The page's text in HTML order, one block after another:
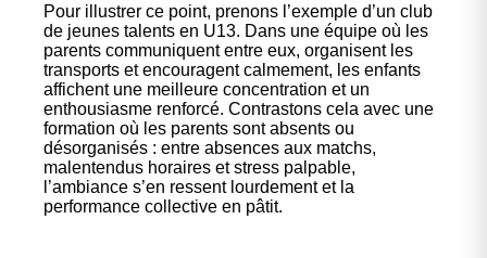
Pour illustrer ce point, prenons l’exemple d’un club
de jeunes talents en U13. Dans une équipe où les
parents communiquent entre eux, organisent les
transports et encouragent calmement, les enfants
affichent une meilleure concentration et un
enthousiasme renforcé. Contrastons cela avec une
formation où les parents sont absents ou
désorganisés : entre absences aux matchs,
malentendus horaires et stress palpable,
l’ambiance s’en ressent lourdement et la
performance collective en pâtit.